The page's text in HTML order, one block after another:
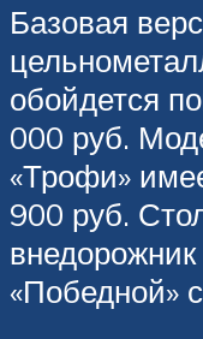
Базовая
обойдется
000 руб.
«Трофи»
900 руб.
«Победной»